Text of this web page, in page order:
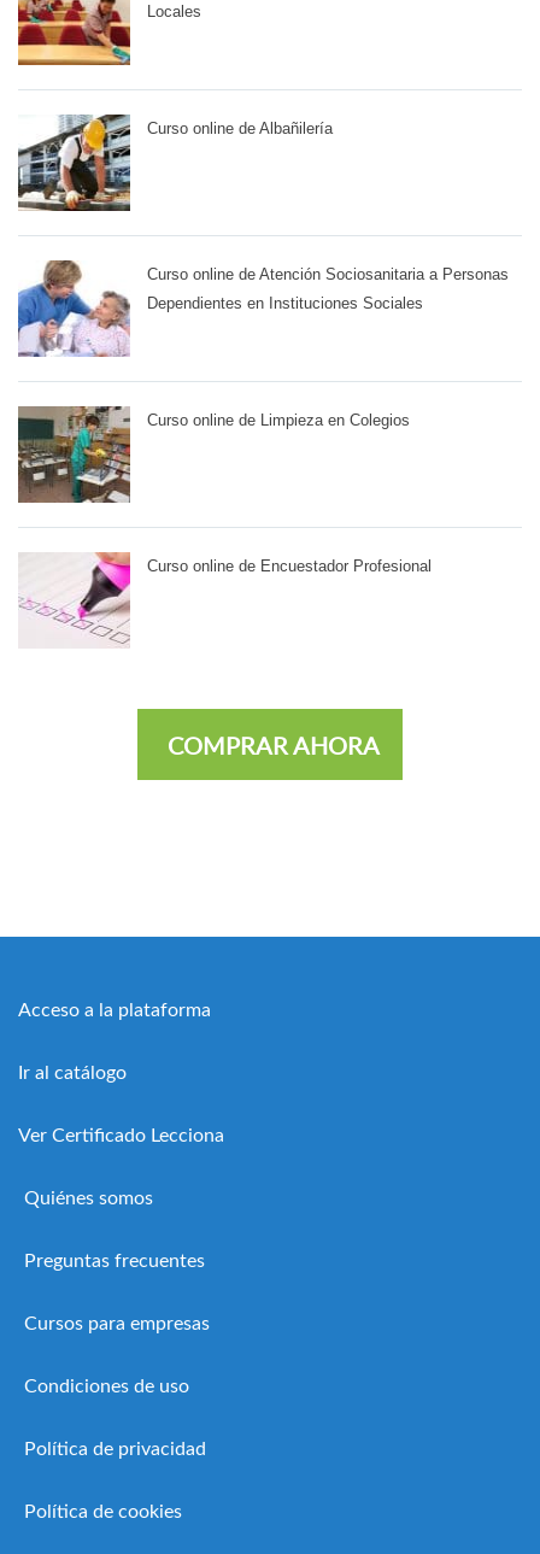
Locales
Curso online de Albañilería
Curso online de Atención Sociosanitaria a Personas
Dependientes en Instituciones Sociales
Curso online de Limpieza en Colegios
Curso online de Encuestador Profesional
COMPRAR AHORA
Acceso a la plataforma
Ir al catálogo
Ver Certificado Lecciona
Quiénes somos
Preguntas frecuentes
Cursos para empresas
Condiciones de uso
Política de privacidad
Política de cookies